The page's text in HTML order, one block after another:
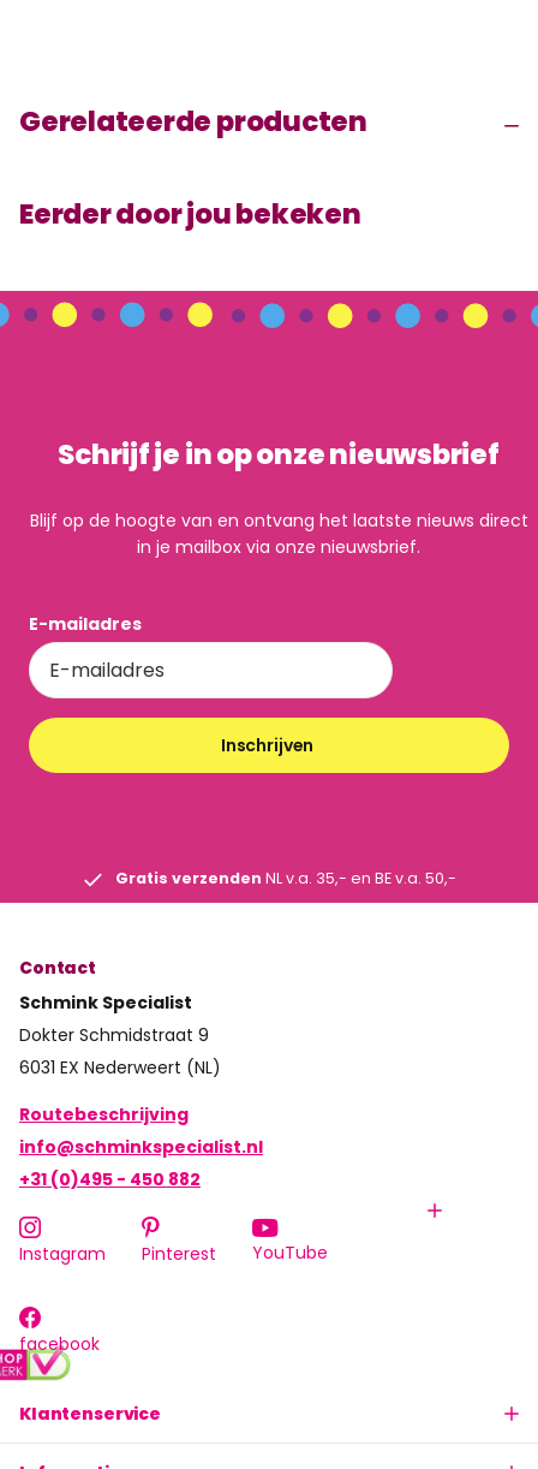
Gerelateerde producten
Eerder door jou bekeken
Schrijf je in op onze nieuwsbrief
Blijf op de hoogte van en ontvang het laatste nieuws direct
in je mailbox via onze nieuwsbrief.
E-mailadres
Inschrijven
Gratis verzenden NL v.a. 35,- en BE v.a. 50,-
Klantenservice
Contact
Schmink Specialist
Dokter Schmidstraat 9
6031 EX Nederweert (NL)
Routebeschrijving
info@schminkspecialist.nl
+31 (0)495 - 450 882
Instagram Pinterest YouTube
facebook